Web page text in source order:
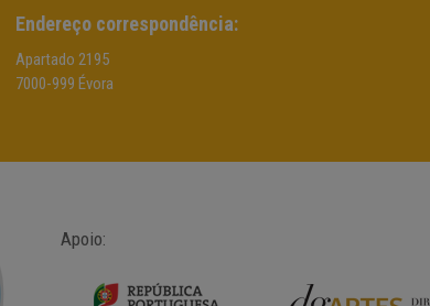
Endereço correspondência:
Apartado 2195
7000-999 Évora
Apoio: